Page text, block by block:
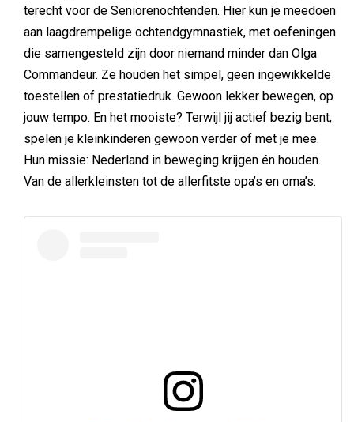
terecht voor de Seniorenochtenden. Hier kun je meedoen
aan laagdrempelige ochtendgymnastiek, met oefeningen
die samengesteld zijn door niemand minder dan Olga
Commandeur. Ze houden het simpel, geen ingewikkelde
toestellen of prestatiedruk. Gewoon lekker bewegen, op
jouw tempo. En het mooiste? Terwijl jij actief bezig bent,
spelen je kleinkinderen gewoon verder of met je mee.
Hun missie: Nederland in beweging krijgen én houden.
Van de allerkleinsten tot de allerfitste opa’s en oma’s.